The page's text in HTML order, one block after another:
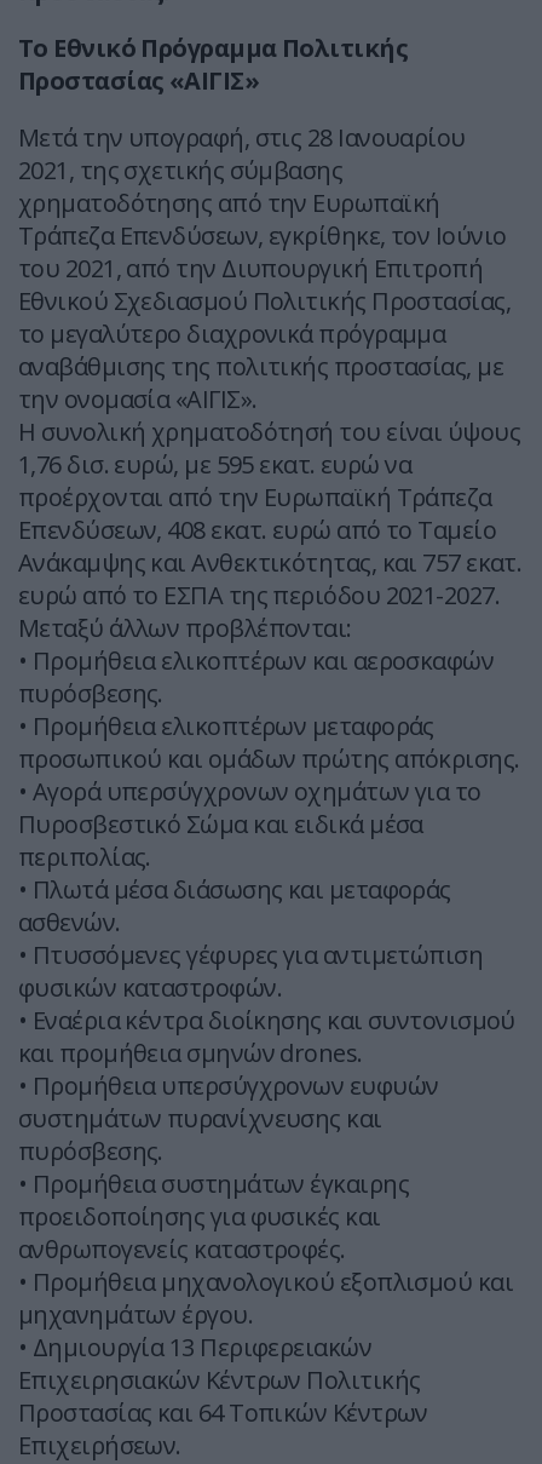
Το Εθνικό Πρόγραμμα Πολιτικής
Προστασίας «ΑΙΓΙΣ»
Μετά την υπογραφή, στις 28 Ιανουαρίου
2021, της σχετικής σύμβασης
χρηματοδότησης από την Ευρωπαϊκή
Τράπεζα Επενδύσεων, εγκρίθηκε, τον Ιούνιο
του 2021, από την Διυπουργική Επιτροπή
Εθνικού Σχεδιασμού Πολιτικής Προστασίας,
το μεγαλύτερο διαχρονικά πρόγραμμα
αναβάθμισης της πολιτικής προστασίας, με
την ονομασία «ΑΙΓΙΣ».
Η συνολική χρηματοδότησή του είναι ύψους
1,76 δισ. ευρώ, με 595 εκατ. ευρώ να
προέρχονται από την Ευρωπαϊκή Τράπεζα
Επενδύσεων, 408 εκατ. ευρώ από το Ταμείο
Ανάκαμψης και Ανθεκτικότητας, και 757 εκατ.
ευρώ από το ΕΣΠΑ της περιόδου 2021-2027.
Μεταξύ άλλων προβλέπονται:
• Προμήθεια ελικοπτέρων και αεροσκαφών
πυρόσβεσης.
• Προμήθεια ελικοπτέρων μεταφοράς
προσωπικού και ομάδων πρώτης απόκρισης.
• Αγορά υπερσύγχρονων οχημάτων για το
Πυροσβεστικό Σώμα και ειδικά μέσα
περιπολίας.
• Πλωτά μέσα διάσωσης και μεταφοράς
ασθενών.
• Πτυσσόμενες γέφυρες για αντιμετώπιση
φυσικών καταστροφών.
• Εναέρια κέντρα διοίκησης και συντονισμού
και προμήθεια σμηνών drones.
• Προμήθεια υπερσύγχρονων ευφυών
συστημάτων πυρανίχνευσης και
πυρόσβεσης.
• Προμήθεια συστημάτων έγκαιρης
προειδοποίησης για φυσικές και
ανθρωπογενείς καταστροφές.
• Προμήθεια μηχανολογικού εξοπλισμού και
μηχανημάτων έργου.
• Δημιουργία 13 Περιφερειακών
Επιχειρησιακών Κέντρων Πολιτικής
Προστασίας και 64 Τοπικών Κέντρων
Επιχειρήσεων.